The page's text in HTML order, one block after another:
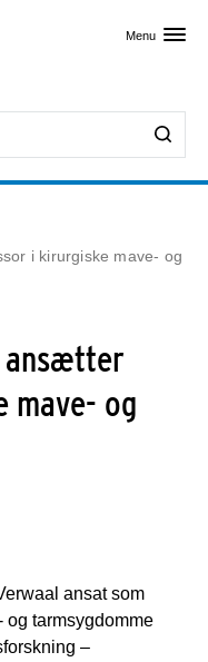
Menu
i kirurgiske mave- og
ansætter
mave- og
ansat som
og tarmsygdomme
–